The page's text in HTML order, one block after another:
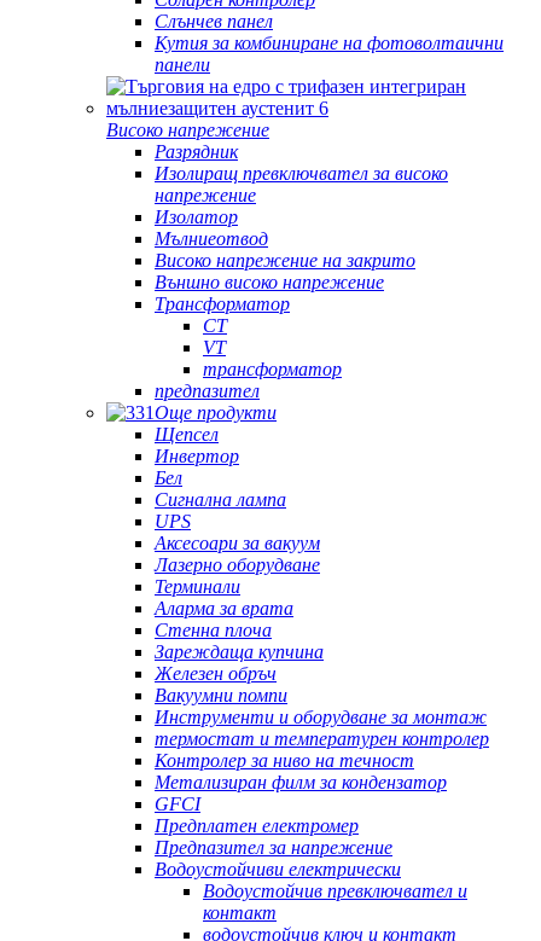
Слънчев панел
Кутия за комбиниране на фотоволтаични
панели
Високо напрежение
Разрядник
Изолиращ превключвател за високо
напрежение
Изолатор
Мълниеотвод
Високо напрежение на закрито
Външно високо напрежение
Трансформатор
CT
VT
трансформатор
предпазител
Още продукти
Щепсел
Инвертор
Бел
Сигнална лампа
UPS
Аксесоари за вакуум
Лазерно оборудване
Терминали
Аларма за врата
Стенна плоча
Зареждаща купчина
Железен обръч
Вакуумни помпи
Инструменти и оборудване за монтаж
термостат и температурен контролер
Контролер за ниво на течност
Метализиран филм за кондензатор
GFCI
Предплатен електромер
Предпазител за напрежение
Водоустойчиви електрически
Водоустойчив превключвател и
контакт
водоустойчив ключ и контакт